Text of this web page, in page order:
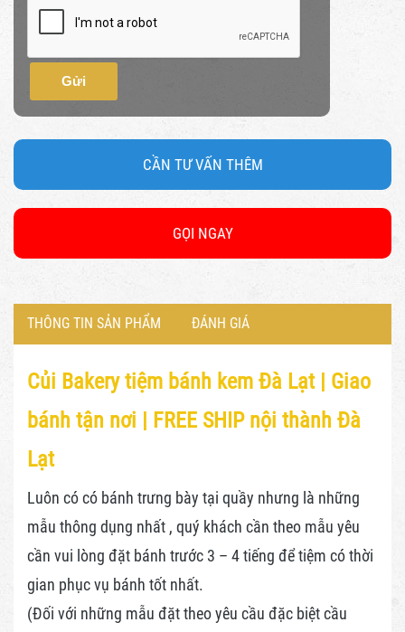
Gửi
CẦN TƯ VẤN THÊM
GỌI NGAY
THÔNG TIN SẢN PHẨM ĐÁNH GIÁ
Củi Bakery tiệm bánh kem Đà Lạt | Giao
bánh tận nơi | FREE SHIP nội thành Đà
Lạt
Luôn có có bánh trưng bày tại quầy nhưng là những
mẫu thông dụng nhất , quý khách cần theo mẫu yêu
cần vui lòng đặt bánh trước 3 – 4 tiếng để tiệm có thời
gian phục vụ bánh tốt nhất.
(Đối với những mẫu đặt theo yêu cầu đặc biệt cầu